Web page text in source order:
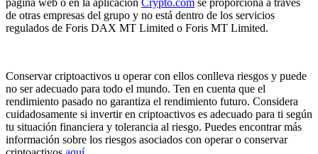
de otras empresas del grupo y no está dentro de los servicios
regulados de Foris DAX MT Limited o Foris MT Limited.
Conservar criptoactivos u operar con ellos conlleva riesgos y puede
no ser adecuado para todo el mundo. Ten en cuenta que el
rendimiento pasado no garantiza el rendimiento futuro. Considera
cuidadosamente si invertir en criptoactivos es adecuado para ti según
tu situación financiera y tolerancia al riesgo. Puedes encontrar más
información sobre los riesgos asociados con operar o conservar